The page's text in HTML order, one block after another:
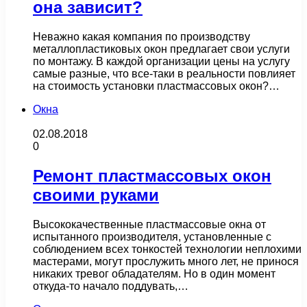
она зависит?
Неважно какая компания по производству
металлопластиковых окон предлагает свои услуги
по монтажу. В каждой организации цены на услугу
самые разные, что все-таки в реальности повлияет
на стоимость установки пластмассовых окон?…
Окна
02.08.2018
0
Ремонт пластмассовых окон
своими руками
Высококачественные пластмассовые окна от
испытанного производителя, установленные с
соблюдением всех тонкостей технологии неплохими
мастерами, могут прослужить много лет, не принося
никаких тревог обладателям. Но в один момент
откуда-то начало поддувать,…